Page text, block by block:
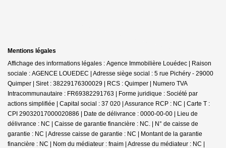
Mentions légales
Affichage des informations légales : Agence Immobilière Louédec | Raison
sociale : AGENCE LOUEDEC | Adresse siège social : 5 rue Pichéry - 29000
Quimper | Siret : 38229176300029 | RCS : Quimper | Numero TVA
Intracommunautaire : FR69382291763 | Forme juridique : Société par
actions simplifiée | Capital social : 37 020 | Assurance RCP : NC | Carte T :
CPI 29032017000020886 | Date de délivrance : 0000-00-00 | Lieu de
délivrance : NC | Caisse de garantie financière : NC. | N° de caisse de
garantie : NC | Adresse caisse de garantie : NC | Montant de la garantie
financière : NC | Nom du médiateur : fnaim | Adresse du médiateur : NC |